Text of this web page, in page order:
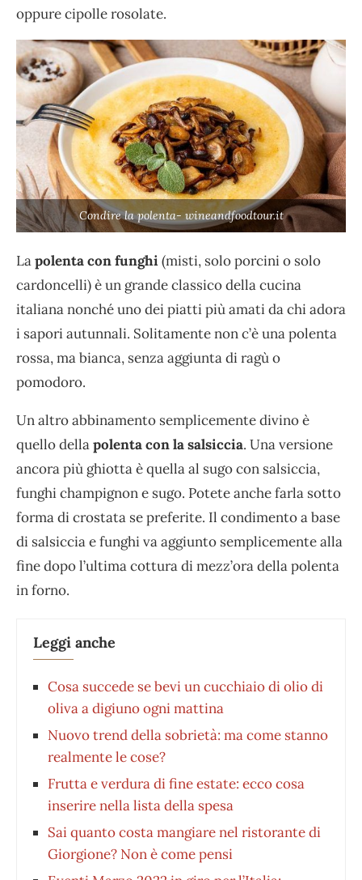
oppure cipolle rosolate.
Condire la polenta- wineandfoodtour.it
Lapolenta con funghi(misti, solo porcini o solo
cardoncelli) è un grande classico della cucina
italiana nonché uno dei piatti più amati da chi adora
i sapori autunnali. Solitamente non c’è una polenta
rossa, ma bianca, senza aggiunta di ragù o
pomodoro.
Un altro abbinamento semplicemente divino è
quello dellapolenta con la salsiccia. Una versione
ancora più ghiotta è quella al sugo con salsiccia,
funghi champignon e sugo. Potete anche farla sotto
forma di crostata se preferite. Il condimento a base
di salsiccia e funghi va aggiunto semplicemente alla
fine dopo l’ultima cottura di mezz’ora della polenta
in forno.
Leggi anche
Cosa succede se bevi un cucchiaio di olio di
oliva a digiuno ogni mattina
Nuovo trend della sobrietà: ma come stanno
realmente le cose?
Frutta e verdura di fine estate: ecco cosa
inserire nella lista della spesa
Sai quanto costa mangiare nel ristorante di
Giorgione? Non è come pensi